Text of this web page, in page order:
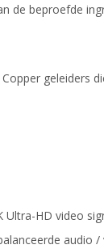
de beproefde
geleiders
HD video
audio /